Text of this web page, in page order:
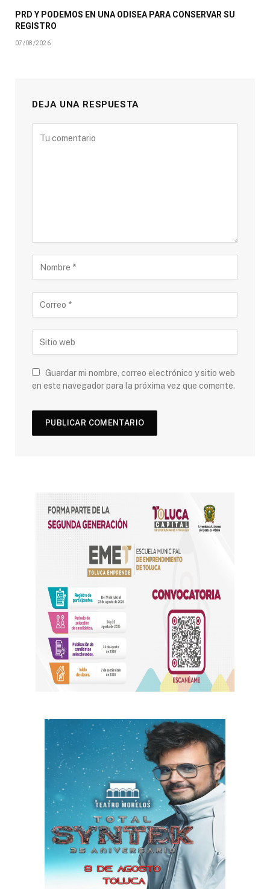
PRD Y PODEMOS EN UNA ODISEA PARA CONSERVAR SU
REGISTRO
07/08/2026
DEJA UNA RESPUESTA
Guardar mi nombre, correo electrónico y sitio web
en este navegador para la próxima vez que comente.